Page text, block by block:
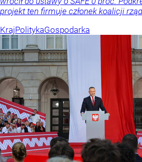
projekt ten firmuje członek koalicji
KrajPolitykaGospodarka